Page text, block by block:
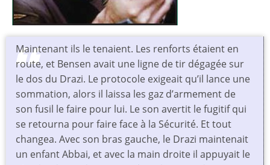
Maintenant ils le tenaient. Les renforts étaient en
route, et Bensen avait une ligne de tir dégagée sur
le dos du Drazi. Le protocole exigeait qu’il lance une
sommation, alors il laissa les gaz d’armement de
son fusil le faire pour lui. Le son avertit le fugitif qui
se retourna pour faire face à la Sécurité. Et tout
changea. Avec son bras gauche, le Drazi maintenait
un enfant Abbai, et avec la main droite il appuyait le